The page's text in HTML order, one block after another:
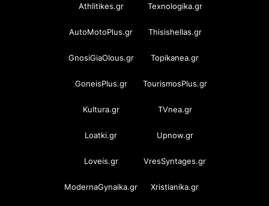
Athlitikes.gr Texnologika.gr
AutoMotoPlus.gr Thisishellas.gr
GnosiGiaOlous.gr Topikanea.gr
GoneisPlus.gr TourismosPlus.gr
Kultura.gr TVnea.gr
Loatki.gr Upnow.gr
Loveis.gr VresSyntages.gr
ModernaGynaika.gr Xristianika.gr